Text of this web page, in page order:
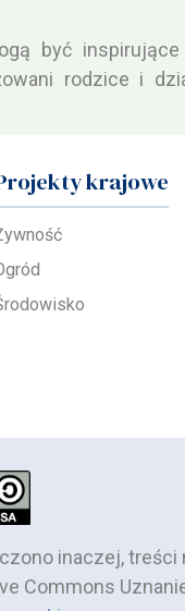
być inspirujące
rodzice i
krajowe
inaczej,
Commons